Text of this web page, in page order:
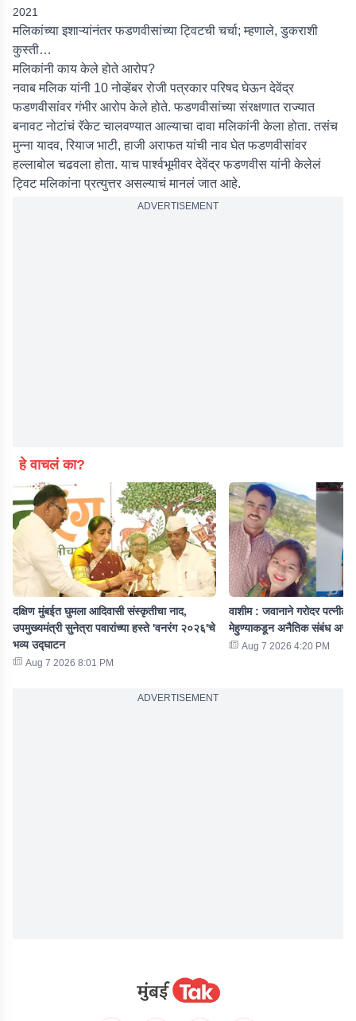
2021
मलिकांच्या इशाऱ्यांनंतर फडणवीसांच्या ट्विटची चर्चा; म्हणाले, डुकराशी
कुस्ती…
मलिकांनी काय केले होते आरोप?
नवाब मलिक यांनी 10 नोव्हेंबर रोजी पत्रकार परिषद घेऊन देवेंद्र
फडणवीसांवर गंभीर आरोप केले होते. फडणवीसांच्या संरक्षणात राज्यात
बनावट नोटांचं रॅकेट चालवण्यात आल्याचा दावा मलिकांनी केला होता. तसंच
मुन्ना यादव, रियाज भाटी, हाजी अराफत यांची नाव घेत फडणवीसांवर
हल्लाबोल चढवला होता. याच पार्श्वभूमीवर देवेंद्र फडणवीस यांनी केलेलं
ट्विट मलिकांना प्रत्युत्तर असल्याचं मानलं जात आहे.
ADVERTISEMENT
हे वाचलं का?
दक्षिण मुंबईत घुमला आदिवासी संस्कृतीचा नाद,
उपमुख्यमंत्री सुनेत्रा पवारांच्या हस्ते 'वनरंग २०२६'चे
भव्य उद्घाटन
Aug 7 2026 8:01 PM
वाशीम : जवानाने गरोदर
मेहुण्याकडून अनैतिक संबंध
Aug 7 2026 4:20 PM
ADVERTISEMENT